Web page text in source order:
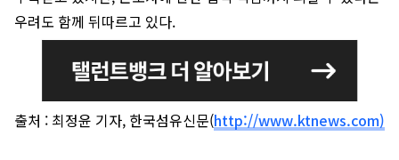
우려도 함께 뒤따르고 있다.
출처 : 최정윤 기자, 한국섬유신문(http://www.ktnews.com)